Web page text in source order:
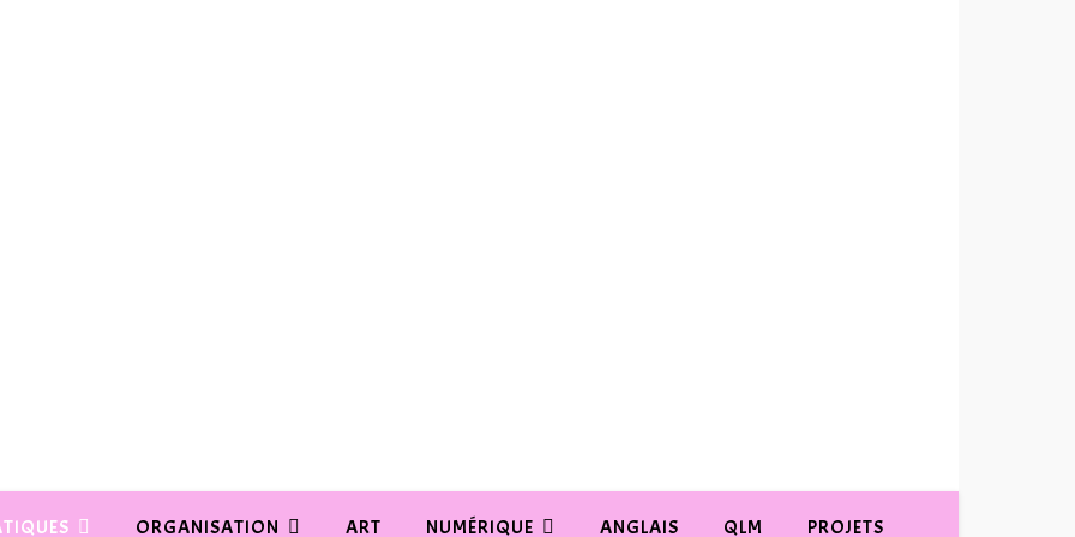
ORGANISATION ART NUMÉRIQUE ANGLAIS QLM PROJETS